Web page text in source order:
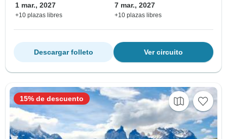
1 mar., 2027
+10 plazas libres
7 mar., 2027
+10 plazas libres
Ver circuito
Descargar folleto
15% de descuento